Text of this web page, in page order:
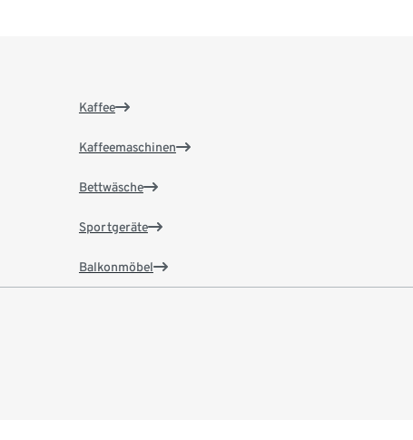
Kaffee
Kaffeemaschinen
Bettwäsche
Sportgeräte
Balkonmöbel